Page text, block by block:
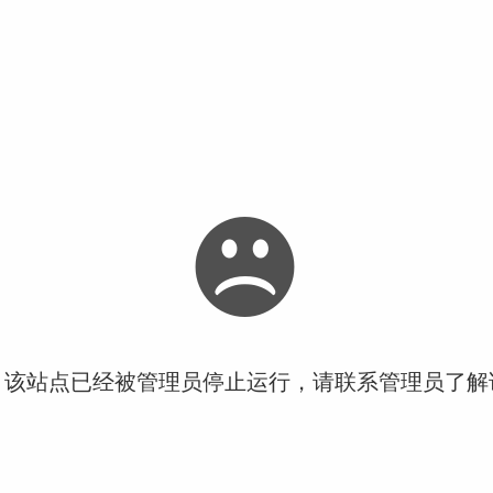
站点已经被管理员停止运行，请联系管理员了